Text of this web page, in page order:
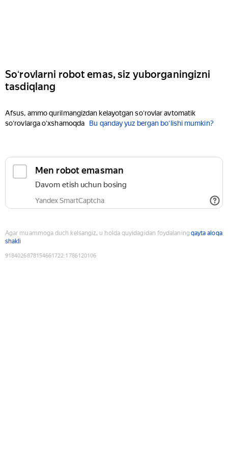
Soʻrovlarni robot emas, siz yuborganingizni
tasdiqlang
Afsus, ammo qurilmangizdan kelayotgan soʻrovlar avtomatik
soʻrovlarga oʻxshamoqda
Bu qanday yuz bergan boʻlishi mumkin?
Men robot emasman
Davom etish uchun bosing
Yandex SmartCaptcha
Agar muammoga duch kelsangiz, u holda quyidagidan foydalaning qayta aloqa
shakli
9184026878154661722:1786120106